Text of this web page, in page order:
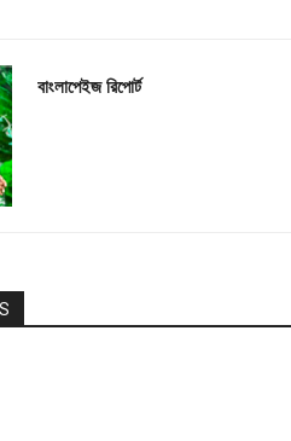
বাংলাপেইজ রিপোর্ট